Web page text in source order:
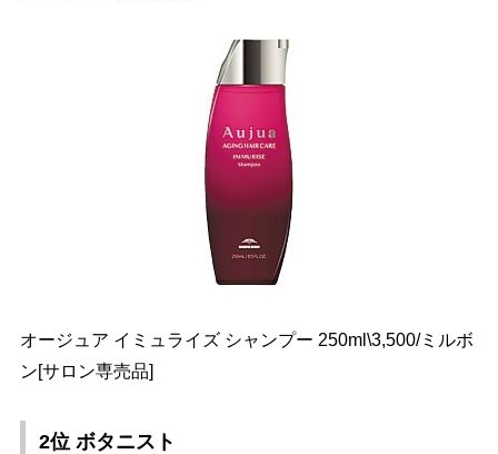
オージュア イミュライズ シャンプー 250ml\3,500/ミルボ
ン[サロン専売品]
2位 ボタニスト